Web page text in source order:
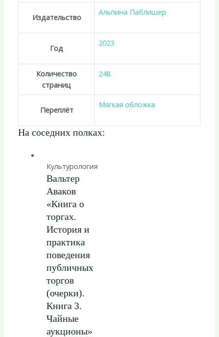
Издательство
Альпина Паблишер
Год
2023
Количество
страниц
248
Переплёт
Мягкая обложка
На соседних полках:
Культурология
Вальтер
Аваков
«Книга о
торгах.
История и
практика
поведения
публичных
торгов
(очерки).
Книга 3.
Чайные
аукционы»